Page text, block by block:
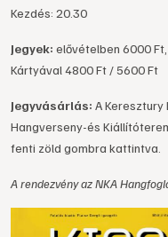
Kezdés: 20.30
Jegyek: elővételben 6000
Kártyával 4800 Ft / 5600 Ft
Jegyvásárlás: A Keresztury
Hangverseny-és
fenti zöld gombra kattintva.
A rendezvény az NKA